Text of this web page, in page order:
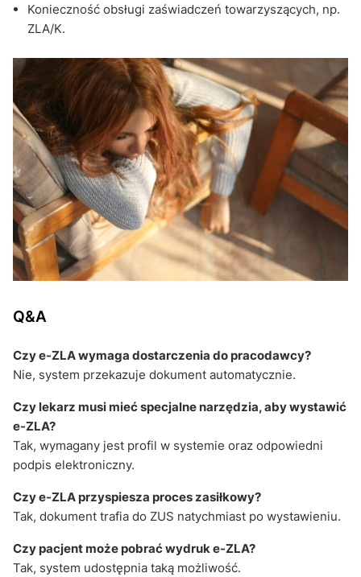
Konieczność obsługi zaświadczeń towarzyszących, np.
ZLA/K.
Q&A
Czy e-ZLA wymaga dostarczenia do pracodawcy?
Nie, system przekazuje dokument automatycznie.
Czy lekarz musi mieć specjalne narzędzia, aby wystawić
e-ZLA?
Tak, wymagany jest profil w systemie oraz odpowiedni
podpis elektroniczny.
Czy e-ZLA przyspiesza proces zasiłkowy?
Tak, dokument trafia do ZUS natychmiast po wystawieniu.
Czy pacjent może pobrać wydruk e-ZLA?
Tak, system udostępnia taką możliwość.